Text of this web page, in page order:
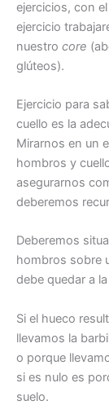
ejercicios, con
ejercicio
nuestro core
glúteos).
Ejercicio para
cuello es la
Mirarnos en un
hombros y
asegurarnos
deberemos
Deberemos
hombros sobre
debe quedar a
Si el hueco
llevamos la
o porque
si es nulo es
suelo.